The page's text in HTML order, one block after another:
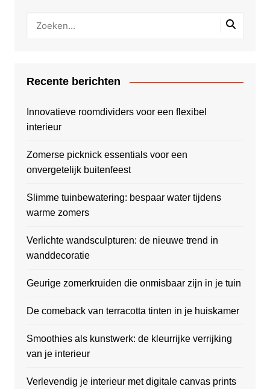
Recente berichten
Innovatieve roomdividers voor een flexibel
interieur
Zomerse picknick essentials voor een
onvergetelijk buitenfeest
Slimme tuinbewatering: bespaar water tijdens
warme zomers
Verlichte wandsculpturen: de nieuwe trend in
wanddecoratie
Geurige zomerkruiden die onmisbaar zijn in je tuin
De comeback van terracotta tinten in je huiskamer
Smoothies als kunstwerk: de kleurrijke verrijking
van je interieur
Verlevendig je interieur met digitale canvas prints